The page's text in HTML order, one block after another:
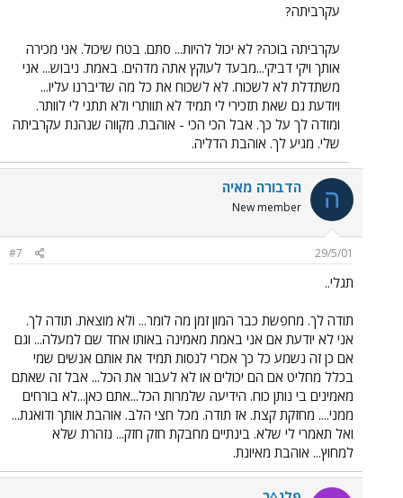
עקרביתה?
עקרביתה בוכה? לא יכול להיות... סתם. בטח שיכול. אני מכירה
אותך ויקי דביקי...מבעד לעוקץ אתה מדהים. באמת. ניבוש... אני
משתדלת לא לשכוח. לא לשכוח את כל מה שדיברנו עליו...
ויודעת גם שאת תזכירי לי תמיד לא תוותרי ולא תתני לי לוותר.
ומודה לך על כך. אבל הכי הכי - אוהבת. מקווה שנהנת עקרביתה
שלי. מגיע לך. אוהבת הדליה.
ה הדבורה מאיה
New member
29/5/01
#7
תגלי..
תודה לך. מחפשת כבר המון זמן מה לומר... ולא מוצאת. תודה לך.
אני לא יודעת אם אני באמת מאמינה באותו אחד שם למעלה... וגם
אם כן זה נשמע כל כך אכזרי לנסות תמיד את אותם אנשים שמי
בכלל מחליט אם הם יכולים או לא לעבור את הכל... אבל זה שאתם
מאמינים בי נותן כוח. הידיעה שלמרות הכל...אתם כאן...לא בורחים
ממני.... מחזקת קצת. אז תודה. מכל חצי הלב. אוהבת אותך ודואגת...
ואל תאמרי לי שלא. בינתיים מחבקת חזק חזק... נזהרת שלא
למחוץ... אוהבת מאיונת.